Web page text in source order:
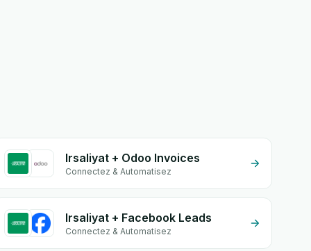
Irsaliyat + Odoo Invoices
Connectez & Automatisez
Irsaliyat + Facebook Leads
Connectez & Automatisez